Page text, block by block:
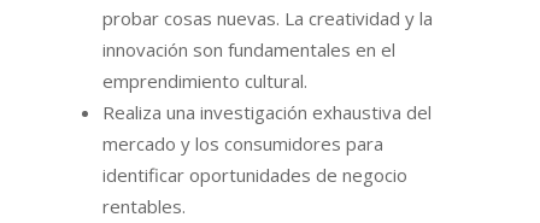
probar cosas nuevas. La creatividad y la
innovación son fundamentales en el
emprendimiento cultural.
Realiza una investigación exhaustiva del
mercado y los consumidores para
identificar oportunidades de negocio
rentables.